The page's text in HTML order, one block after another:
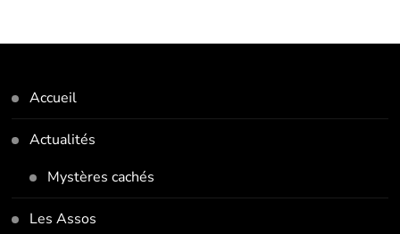
Accueil
Actualités
Mystères cachés
Les Assos